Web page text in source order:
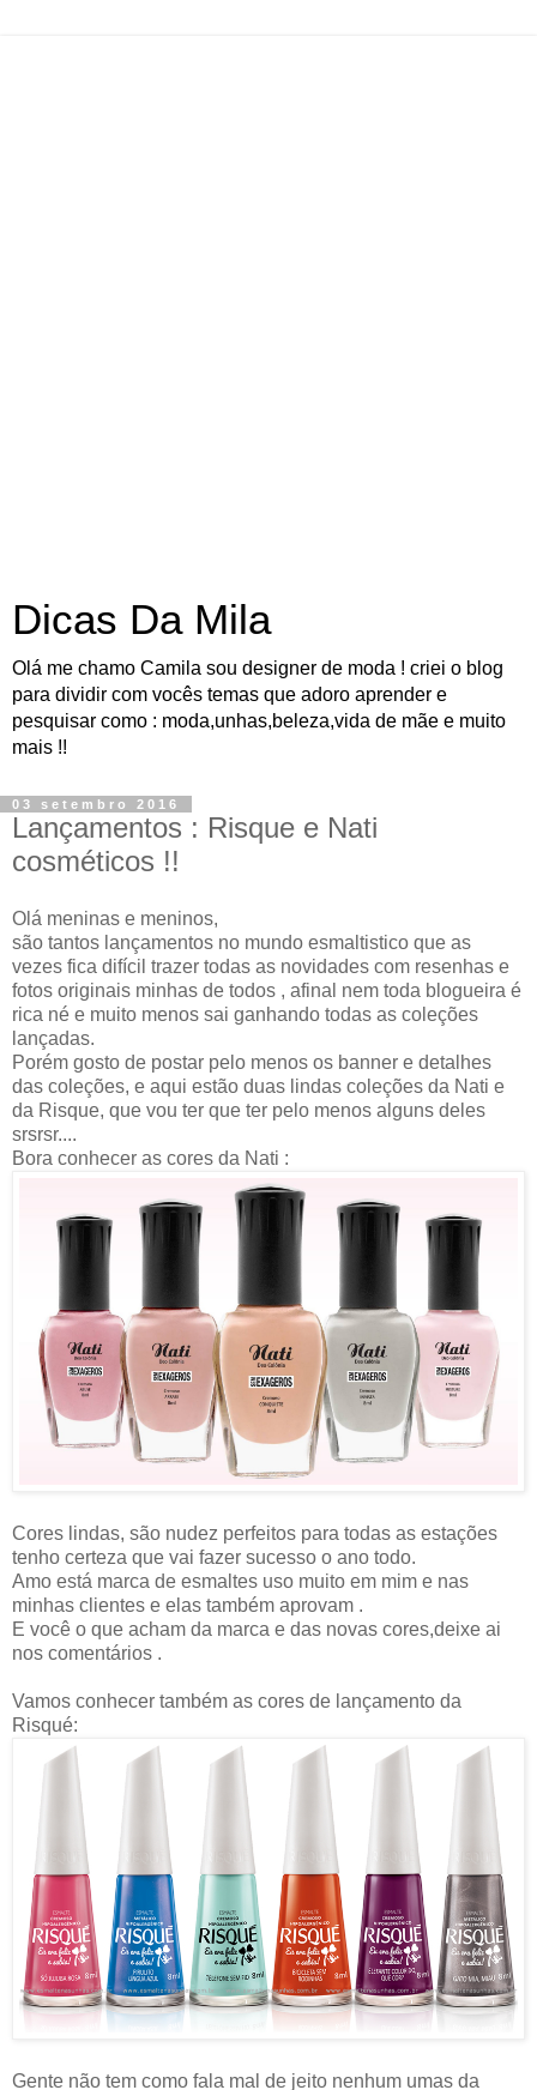
Dicas Da Mila
Olá me chamo Camila sou designer de moda ! criei o blog
para dividir com vocês temas que adoro aprender e
pesquisar como : moda,unhas,beleza,vida de mãe e muito
mais !!
03 setembro 2016
Lançamentos : Risque e Nati
cosméticos !!
Olá meninas e meninos,
são tantos lançamentos no mundo esmaltistico que as
vezes fica difícil trazer todas as novidades com resenhas e
fotos originais minhas de todos , afinal nem toda blogueira é
rica né e muito menos sai ganhando todas as coleções
lançadas.
Porém gosto de postar pelo menos os banner e detalhes
das coleções, e aqui estão duas lindas coleções da Nati e
da Risque, que vou ter que ter pelo menos alguns deles
srsrsr....
Bora conhecer as cores da Nati :
Cores lindas, são nudez perfeitos para todas as estações
tenho certeza que vai fazer sucesso o ano todo.
Amo está marca de esmaltes uso muito em mim e nas
minhas clientes e elas também aprovam .
E você o que acham da marca e das novas cores,deixe ai
nos comentários .
Vamos conhecer também as cores de lançamento da
Risqué:
Gente não tem como fala mal de jeito nenhum umas da